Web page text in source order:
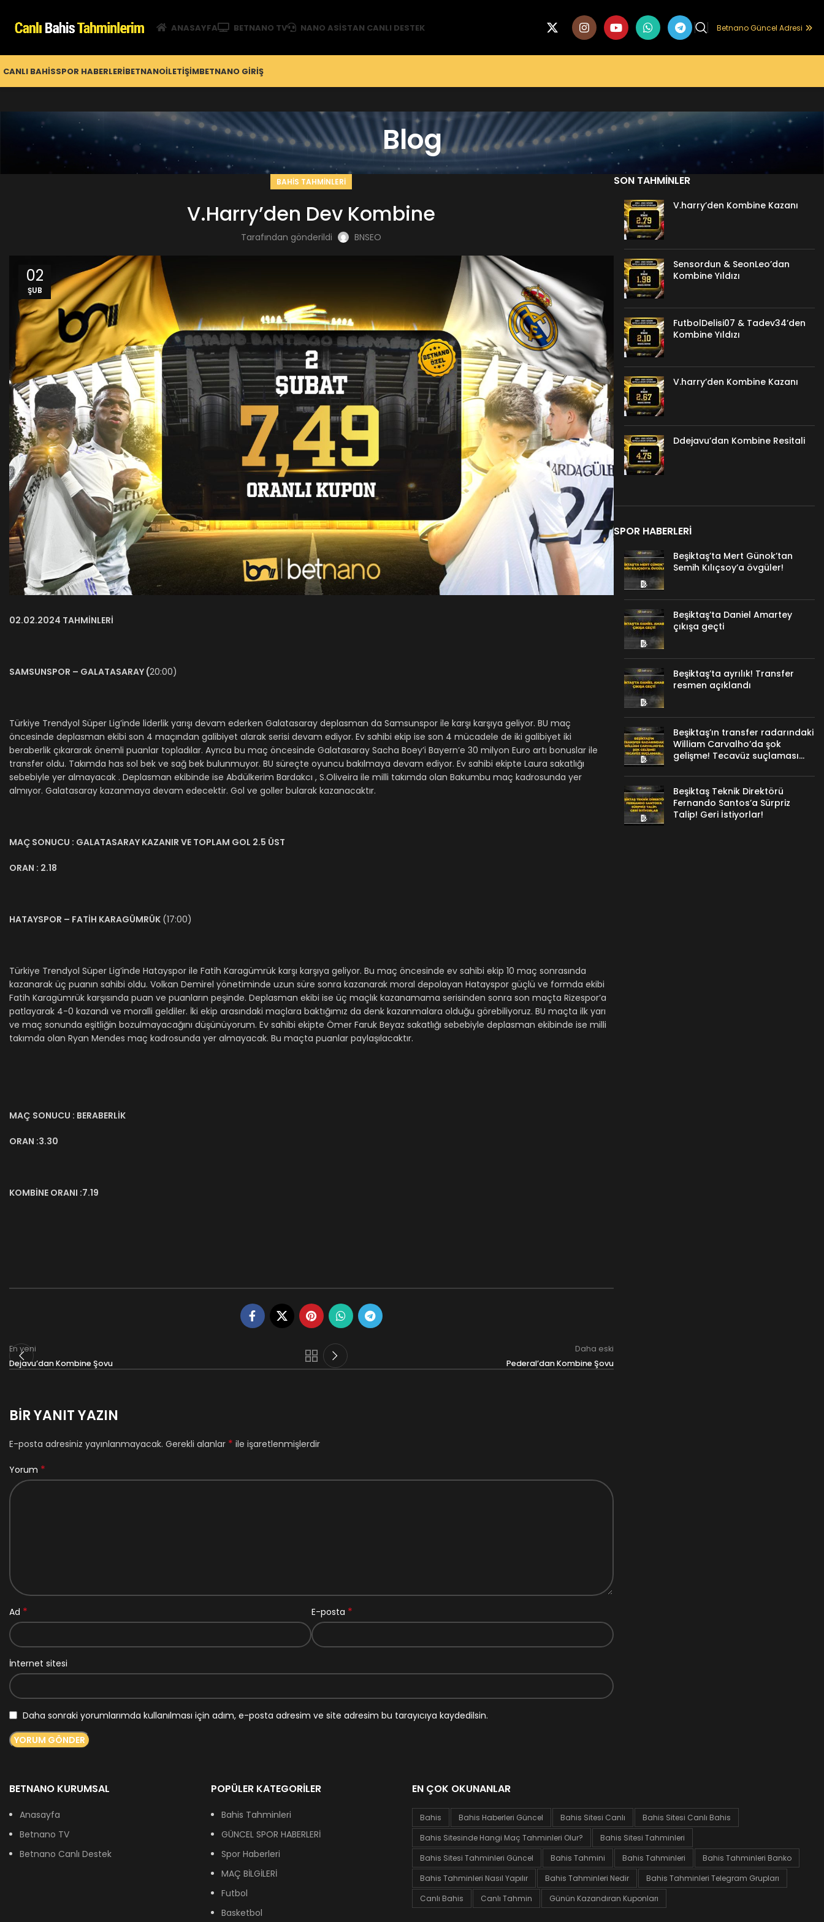
ANASAYFA BETNANO TV NANO ASISTAN CANLI DESTEK Betnano Güncel Adresi
CANLI BAHISSPOR HABERLERIBETNANOİLETIŞIMBETNANO GİRIŞ
Blog
BAHIS TAHMINLERI
V.Harry’den Dev Kombine
Tarafından gönderildi BNSEO
02
ŞUB
02.02.2024 TAHMİNLERİ
SAMSUNSPOR – GALATASARAY (20:00)
Türkiye Trendyol Süper Lig’inde liderlik yarışı devam ederken Galatasaray deplasman da Samsunspor ile karşı karşıya geliyor. BU maç
öncesinde deplasman ekibi son 4 maçından galibiyet alarak serisi devam ediyor. Ev sahibi ekip ise son 4 mücadele de iki galibiyet iki
beraberlik çıkararak önemli puanlar topladılar. Ayrıca bu maç öncesinde Galatasaray Sacha Boey’i Bayern’e 30 milyon Euro artı bonuslar ile
transfer oldu. Takımda has sol bek ve sağ bek bulunmuyor. BU süreçte oyuncu bakılmaya devam ediyor. Ev sahibi ekipte Laura sakatlığı
sebebiyle yer almayacak . Deplasman ekibinde ise Abdülkerim Bardakcı , S.Oliveira ile milli takımda olan Bakumbu maç kadrosunda yer
almıyor. Galatasaray kazanmaya devam edecektir. Gol ve goller bularak kazanacaktır.
MAÇ SONUCU : GALATASARAY KAZANIR VE TOPLAM GOL 2.5 ÜST
ORAN : 2.18
HATAYSPOR – FATİH KARAGÜMRÜK (17:00)
Türkiye Trendyol Süper Lig’inde Hatayspor ile Fatih Karagümrük karşı karşıya geliyor. Bu maç öncesinde ev sahibi ekip 10 maç sonrasında
kazanarak üç puanın sahibi oldu. Volkan Demirel yönetiminde uzun süre sonra kazanarak moral depolayan Hatayspor güçlü ve formda ekibi
Fatih Karagümrük karşısında puan ve puanların peşinde. Deplasman ekibi ise üç maçlık kazanamama serisinden sonra son maçta Rizespor’a
patlayarak 4-0 kazandı ve moralli geldiler. İki ekip arasındaki maçlara baktığımız da denk kazanmalara olduğu görebiliyoruz. BU maçta ilk yarı
ve maç sonunda eşitliğin bozulmayacağını düşünüyorum. Ev sahibi ekipte Ömer Faruk Beyaz sakatlığı sebebiyle deplasman ekibinde ise milli
takımda olan Ryan Mendes maç kadrosunda yer almayacak. Bu maçta puanlar paylaşılacaktır.
MAÇ SONUCU : BERABERLİK
ORAN :3.30
KOMBİNE ORANI :7.19
En yeni
Dejavu’dan Kombine Şovu
Daha eski
Pederal’dan Kombine Şovu
BIR YANIT YAZIN
E-posta adresiniz yayınlanmayacak. Gerekli alanlar * ile işaretlenmişlerdir
Yorum *
Ad * E-posta *
İnternet sitesi
Daha sonraki yorumlarımda kullanılması için adım, e-posta adresim ve site adresim bu tarayıcıya kaydedilsin.
SON TAHMINLER
V.harry’den Kombine Kazanı
Sensordun & SeonLeo’dan
Kombine Yıldızı
FutbolDelisi07 & Tadev34’den
Kombine Yıldızı
V.harry’den Kombine Kazanı
Ddejavu’dan Kombine Resitali
SPOR HABERLERI
Beşiktaş’ta Mert Günok’tan
Semih Kılıçsoy’a övgüler!
Beşiktaş’ta Daniel Amartey
çıkışa geçti
Beşiktaş’ta ayrılık! Transfer
resmen açıklandı
Beşiktaş’ın transfer radarındaki
William Carvalho’da şok
gelişme! Tecavüz suçlaması…
Beşiktaş Teknik Direktörü
Fernando Santos’a Sürpriz
Talip! Geri İstiyorlar!
BETNANO KURUMSAL
Anasayfa
Betnano TV
Betnano Canlı Destek
POPÜLER KATEGORILER
Bahis Tahminleri
GÜNCEL SPOR HABERLERİ
Spor Haberleri
MAÇ BİLGİLERİ
Futbol
Basketbol
EN ÇOK OKUNANLAR
Bahis Bahis Haberleri Güncel Bahis Sitesi Canlı
Bahis Sitesi Canlı Bahis
Bahis Sitesinde Hangi Maç Tahminleri Olur?
Bahis Sitesi Tahminleri
Bahis Sitesi Tahminleri Güncel
Bahis Tahmini Bahis Tahminleri
Bahis Tahminleri Banko
Bahis Tahminleri Nasıl Yapılır
Bahis Tahminleri Nedir
Bahis Tahminleri Telegram Grupları
Canlı Bahis
Canlı Tahmin Günün Kazandıran Kuponları